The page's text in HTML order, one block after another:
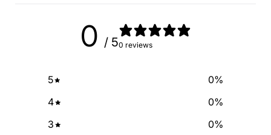
0 / 50 reviews
5 0%
4
0%
3
0%